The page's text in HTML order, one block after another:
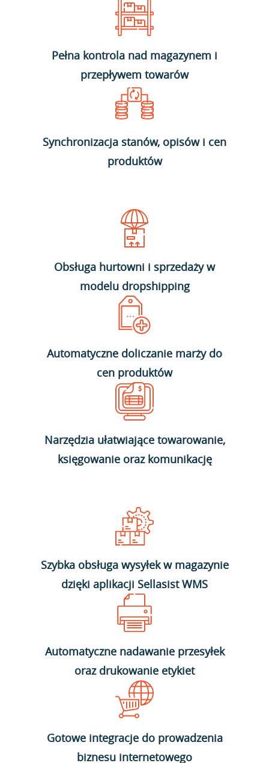
Pełna kontrola nad magazynem i
przepływem towarów
Synchronizacja stanów, opisów i cen
produktów
Obsługa hurtowni i sprzedaży w
modelu dropshipping
Automatyczne doliczanie marży do
cen produktów
Narzędzia ułatwiające towarowanie,
księgowanie oraz komunikację
Szybka obsługa wysyłek w magazynie
dzięki aplikacji Sellasist WMS
Automatyczne nadawanie przesyłek
oraz drukowanie etykiet
Gotowe integracje do prowadzenia
biznesu internetowego